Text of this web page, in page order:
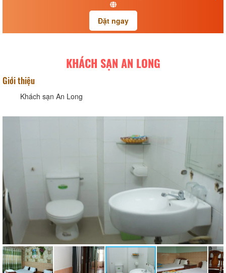
Đặt ngay
KHÁCH SẠN AN LONG
Giới thiệu
Khách sạn An Long